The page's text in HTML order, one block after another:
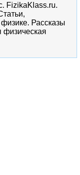
FizikaKlass.ru.
Рассказы
физическая